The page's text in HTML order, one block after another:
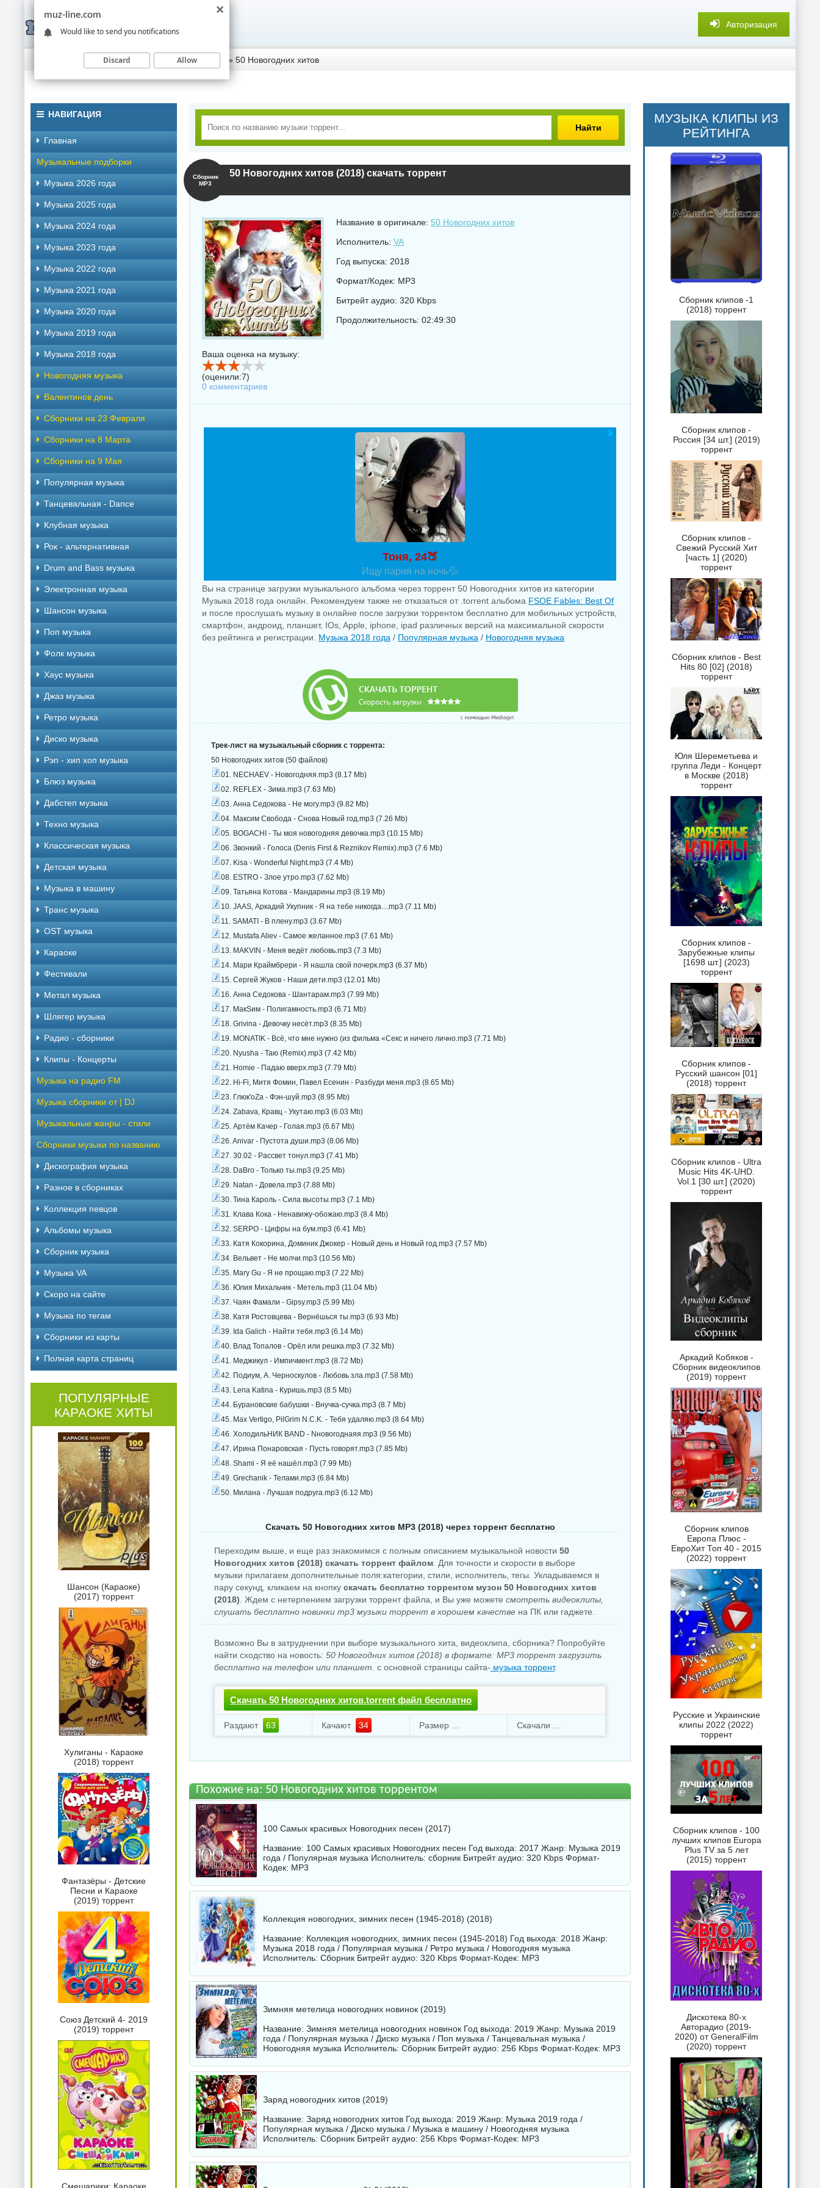
Авторизация
Скачать музыку торрентом Музыка 2018 года » 50 Новогодних хитов
Найти
50 Новогодних хитов (2018) скачать торрент
Сборник
MP3
Ваша оценка на музыку:
(оценили:7)
0 комментариев
Название в оригинале: 50 Новогодних хитов
Исполнитель: VA
Год выпуска: 2018
Формат/Кодек: MP3
Битрейт аудио: 320 Kbps
Продолжительность: 02:49:30
Тоня, 24🍑
Ищу парня на ночь💦
Вы на странице загрузки музыкального альбома через торрент 50 Новогодних хитов из категории
Музыка 2018 года онлайн. Рекомендуем также не отказаться от .torrent альбома FSOE Fables: Best Of
и после прослушать музыку в онлайне после загрузки торрентом бесплатно для мобильных устройств,
смартфон, андроид, планшет, IOs, Apple, iphone, ipad различных версий на максимальной скорости
без рейтинга и регистрации. Музыка 2018 года / Популярная музыка / Новогодняя музыка
Трек-лист на музыкальный сборник с торрента:
50 Новогодних хитов (50 файлов)
01. NECHAEV - Новогодняя.mp3 (8.17 Mb)
02. REFLEX - Зима.mp3 (7.63 Mb)
03. Анна Седокова - Не могу.mp3 (9.82 Mb)
04. Максим Свобода - Снова Новый год.mp3 (7.26 Mb)
05. BOGACHI - Ты моя новогодняя девочка.mp3 (10.15 Mb)
06. Звонкий - Голоса (Denis First & Reznikov Remix).mp3 (7.6 Mb)
07. Kisa - Wonderful Night.mp3 (7.4 Mb)
08. ESTRO - Злое утро.mp3 (7.62 Mb)
09. Татьяна Котова - Мандарины.mp3 (8.19 Mb)
10. JAAS, Аркадий Укупник - Я на тебе никогда....mp3 (7.11 Mb)
11. SAMATI - В плену.mp3 (3.67 Mb)
12. Mustafa Aliev - Самое желанное.mp3 (7.61 Mb)
13. MAKVIN - Меня ведёт любовь.mp3 (7.3 Mb)
14. Мари Краймбрери - Я нашла свой почерк.mp3 (6.37 Mb)
15. Сергей Жуков - Наши дети.mp3 (12.01 Mb)
16. Анна Седокова - Шантарам.mp3 (7.99 Mb)
17. МакSим - Полигамность.mp3 (6.71 Mb)
18. Grivina - Девочку несёт.mp3 (8.35 Mb)
19. MONATIK - Всё, что мне нужно (из фильма «Секс и ничего лично.mp3 (7.71 Mb)
20. Nyusha - Таю (Remix).mp3 (7.42 Mb)
21. Homie - Падаю вверх.mp3 (7.79 Mb)
22. Hi-Fi, Митя Фомин, Павел Есенин - Разбуди меня.mp3 (8.65 Mb)
23. Глюк'oZa - Фэн-шуй.mp3 (8.95 Mb)
24. Zabava, Кравц - Укутаю.mp3 (6.03 Mb)
25. Артём Качер - Голая.mp3 (6.67 Mb)
26. Anivar - Пустота души.mp3 (8.06 Mb)
27. 30.02 - Рассвет тонул.mp3 (7.41 Mb)
28. DaBro - Только ты.mp3 (9.25 Mb)
29. Natan - Довела.mp3 (7.88 Mb)
30. Тина Кароль - Сила высоты.mp3 (7.1 Mb)
31. Клава Кока - Ненавижу-обожаю.mp3 (8.4 Mb)
32. SERPO - Цифры на бум.mp3 (6.41 Mb)
33. Катя Кокорина, Доминик Джокер - Новый день и Новый год.mp3 (7.57 Mb)
34. Вельвет - Не молчи.mp3 (10.56 Mb)
35. Mary Gu - Я не прощаю.mp3 (7.22 Mb)
36. Юлия Михальчик - Метель.mp3 (11.04 Mb)
37. Чаян Фамали - Gipsy.mp3 (5.99 Mb)
38. Катя Ростовцева - Вернёшься ты.mp3 (6.93 Mb)
39. Ida Galich - Найти тебя.mp3 (6.14 Mb)
40. Влад Топалов - Орёл или решка.mp3 (7.32 Mb)
41. Меджикул - Импичмент.mp3 (8.72 Mb)
42. Подиум, А. Черноскулов - Любовь зла.mp3 (7.58 Mb)
43. Lena Katina - Куришь.mp3 (8.5 Mb)
44. Бурановские бабушки - Внучка-cучка.mp3 (8.7 Mb)
45. Max Vertigo, PilGrim N.C.K. - Тебя удаляю.mp3 (8.64 Mb)
46. ХолодильНИК BAND - Nновогоднаяя.mp3 (9.56 Mb)
47. Ирина Понаровская - Пусть говорят.mp3 (7.85 Mb)
48. Shami - Я её нашёл.mp3 (7.99 Mb)
49. Grechanik - Телами.mp3 (6.84 Mb)
50. Милана - Лучшая подруга.mp3 (6.12 Mb)
Скачать 50 Новогодних хитов MP3 (2018) через торрент бесплатно
Переходим выше, и еще раз знакомимся с полным описанием музыкальной новости 50
Новогодних хитов (2018) скачать торрент файлом . Для точности и скорости в выборе
музыки прилагаем дополнительные поля:категории, стили, исполнитель, тегы. Укладываемся в
пару секунд, кликаем на кнопку скачать бесплатно торрентом музон 50 Новогодних хитов
(2018) . Ждем с нетерпением загрузки торрент файла, и Вы уже можете смотреть видеоклипы,
слушать бесплатно новинки mp3 музыки торрент в хорошем качестве на ПК или гаджете.
Возможно Вы в затруднении при выборе музыкального хита, видеоклипа, сборника? Попробуйте
найти сходство на новость: 50 Новогодних хитов (2018) в формате: MP3 торрент загрузить
бесплатно на телефон или планшет. с основной страницы сайта- музыка торрент.
Скачать 50 Новогодних хитов.torrent файл бесплатно
Раздают 63 Качают 34
Похожие на: 50 Новогодних хитов торрентом
100 Самых красивых Новогодних песен (2017)
Название: 100 Самых красивых Новогодних песен Год выхода: 2017 Жанр: Музыка 2019
года / Популярная музыка Исполнитель: сборник Битрейт аудио: 320 Kbps Формат-
Кодек: MP3
Коллекция новогодних, зимних песен (1945-2018) (2018)
Название: Коллекция новогодних, зимних песен (1945-2018) Год выхода: 2018 Жанр:
Музыка 2018 года / Популярная музыка / Ретро музыка / Новогодняя музыка
Исполнитель: Сборник Битрейт аудио: 320 Kbps Формат-Кодек: MP3
Зимняя метелица новогодних новинок (2019)
Название: Зимняя метелица новогодних новинок Год выхода: 2019 Жанр: Музыка 2019
года / Популярная музыка / Диско музыка / Поп музыка / Танцевальная музыка /
Новогодняя музыка Исполнитель: Сборник Битрейт аудио: 256 Kbps Формат-Кодек: MP3
Заряд новогодних хитов (2019)
Название: Заряд новогодних хитов Год выхода: 2019 Жанр: Музыка 2019 года /
Популярная музыка / Диско музыка / Музыка в машину / Новогодняя музыка
Исполнитель: Сборник Битрейт аудио: 256 Kbps Формат-Кодек: MP3
НАВИГАЦИЯ
Главная
Музыкальные подборки
Музыка 2026 года
Музыка 2025 года
Музыка 2024 года
Музыка 2023 года
Музыка 2022 года
Музыка 2021 года
Музыка 2020 года
Музыка 2019 года
Музыка 2018 года
Новогодняя музыка
Валентинов день
Сборники на 23 Февраля
Сборники на 8 Марта
Сборники на 9 Мая
Популярная музыка
Танцевальная - Dance
Клубная музыка
Рок - альтернативная
Drum and Bass музыка
Электронная музыка
Шансон музыка
Поп музыка
Фолк музыка
Хаус музыка
Джаз музыка
Ретро музыка
Диско музыка
Рэп - хип хоп музыка
Блюз музыка
Дабстеп музыка
Техно музыка
Классическая музыка
Детская музыка
Музыка в машину
Транс музыка
OST музыка
Караоке
Фестивали
Метал музыка
Шлягер музыка
Радио - сборники
Клипы - Концерты
Музыка на радио FM
Музыка сборники от | DJ
Музыкальные жанры - стили
Сборники музыки по названию
Дискография музыка
Разное в сборниках
Коллекция певцов
Альбомы музыка
Сборник музыка
Музыка VA
Скоро на сайте
Музыка по тегам
Cборники из карты
Полная карта страниц
ПОПУЛЯРНЫЕ
КАРАОКЕ ХИТЫ
Шансон (Караоке)
(2017) торрент
Хулиганы - Караоке
(2018) торрент
Фантазёры - Детские
Песни и Караоке
(2019) торрент
Союз Детский 4- 2019
(2019) торрент
МУЗЫКА КЛИПЫ ИЗ
РЕЙТИНГА
Сборник клипов -1
(2018) торрент
Сборник клипов -
Россия [34 шт.] (2019)
торрент
Сборник клипов -
Свежий Русский Хит
[часть 1] (2020)
торрент
Сборник клипов - Best
Hits 80 [02] (2018)
торрент
Юля Шереметьева и
группа Леди - Концерт
в Москве (2018)
торрент
Сборник клипов -
Зарубежные клипы
[1698 шт.] (2023)
торрент
Сборник клипов -
Русский шансон [01]
(2018) торрент
Сборник клипов - Ultra
Music Hits 4K-UHD.
Vol.1 [30 шт.] (2020)
торрент
Аркадий Кобяков -
Сборник видеоклипов
(2019) торрент
Сборник клипов
Европа Плюс -
ЕвроХит Топ 40 - 2015
(2022) торрент
Русские и Украинские
клипы 2022 (2022)
торрент
Сборник клипов - 100
лучших клипов Europa
Plus TV за 5 лет
(2015) торрент
Дискотека 80-х
Авторадио (2019-
2020) от GeneralFilm
(2020) торрент
muz-line.com
Would like to send you notifications
Discard Allow